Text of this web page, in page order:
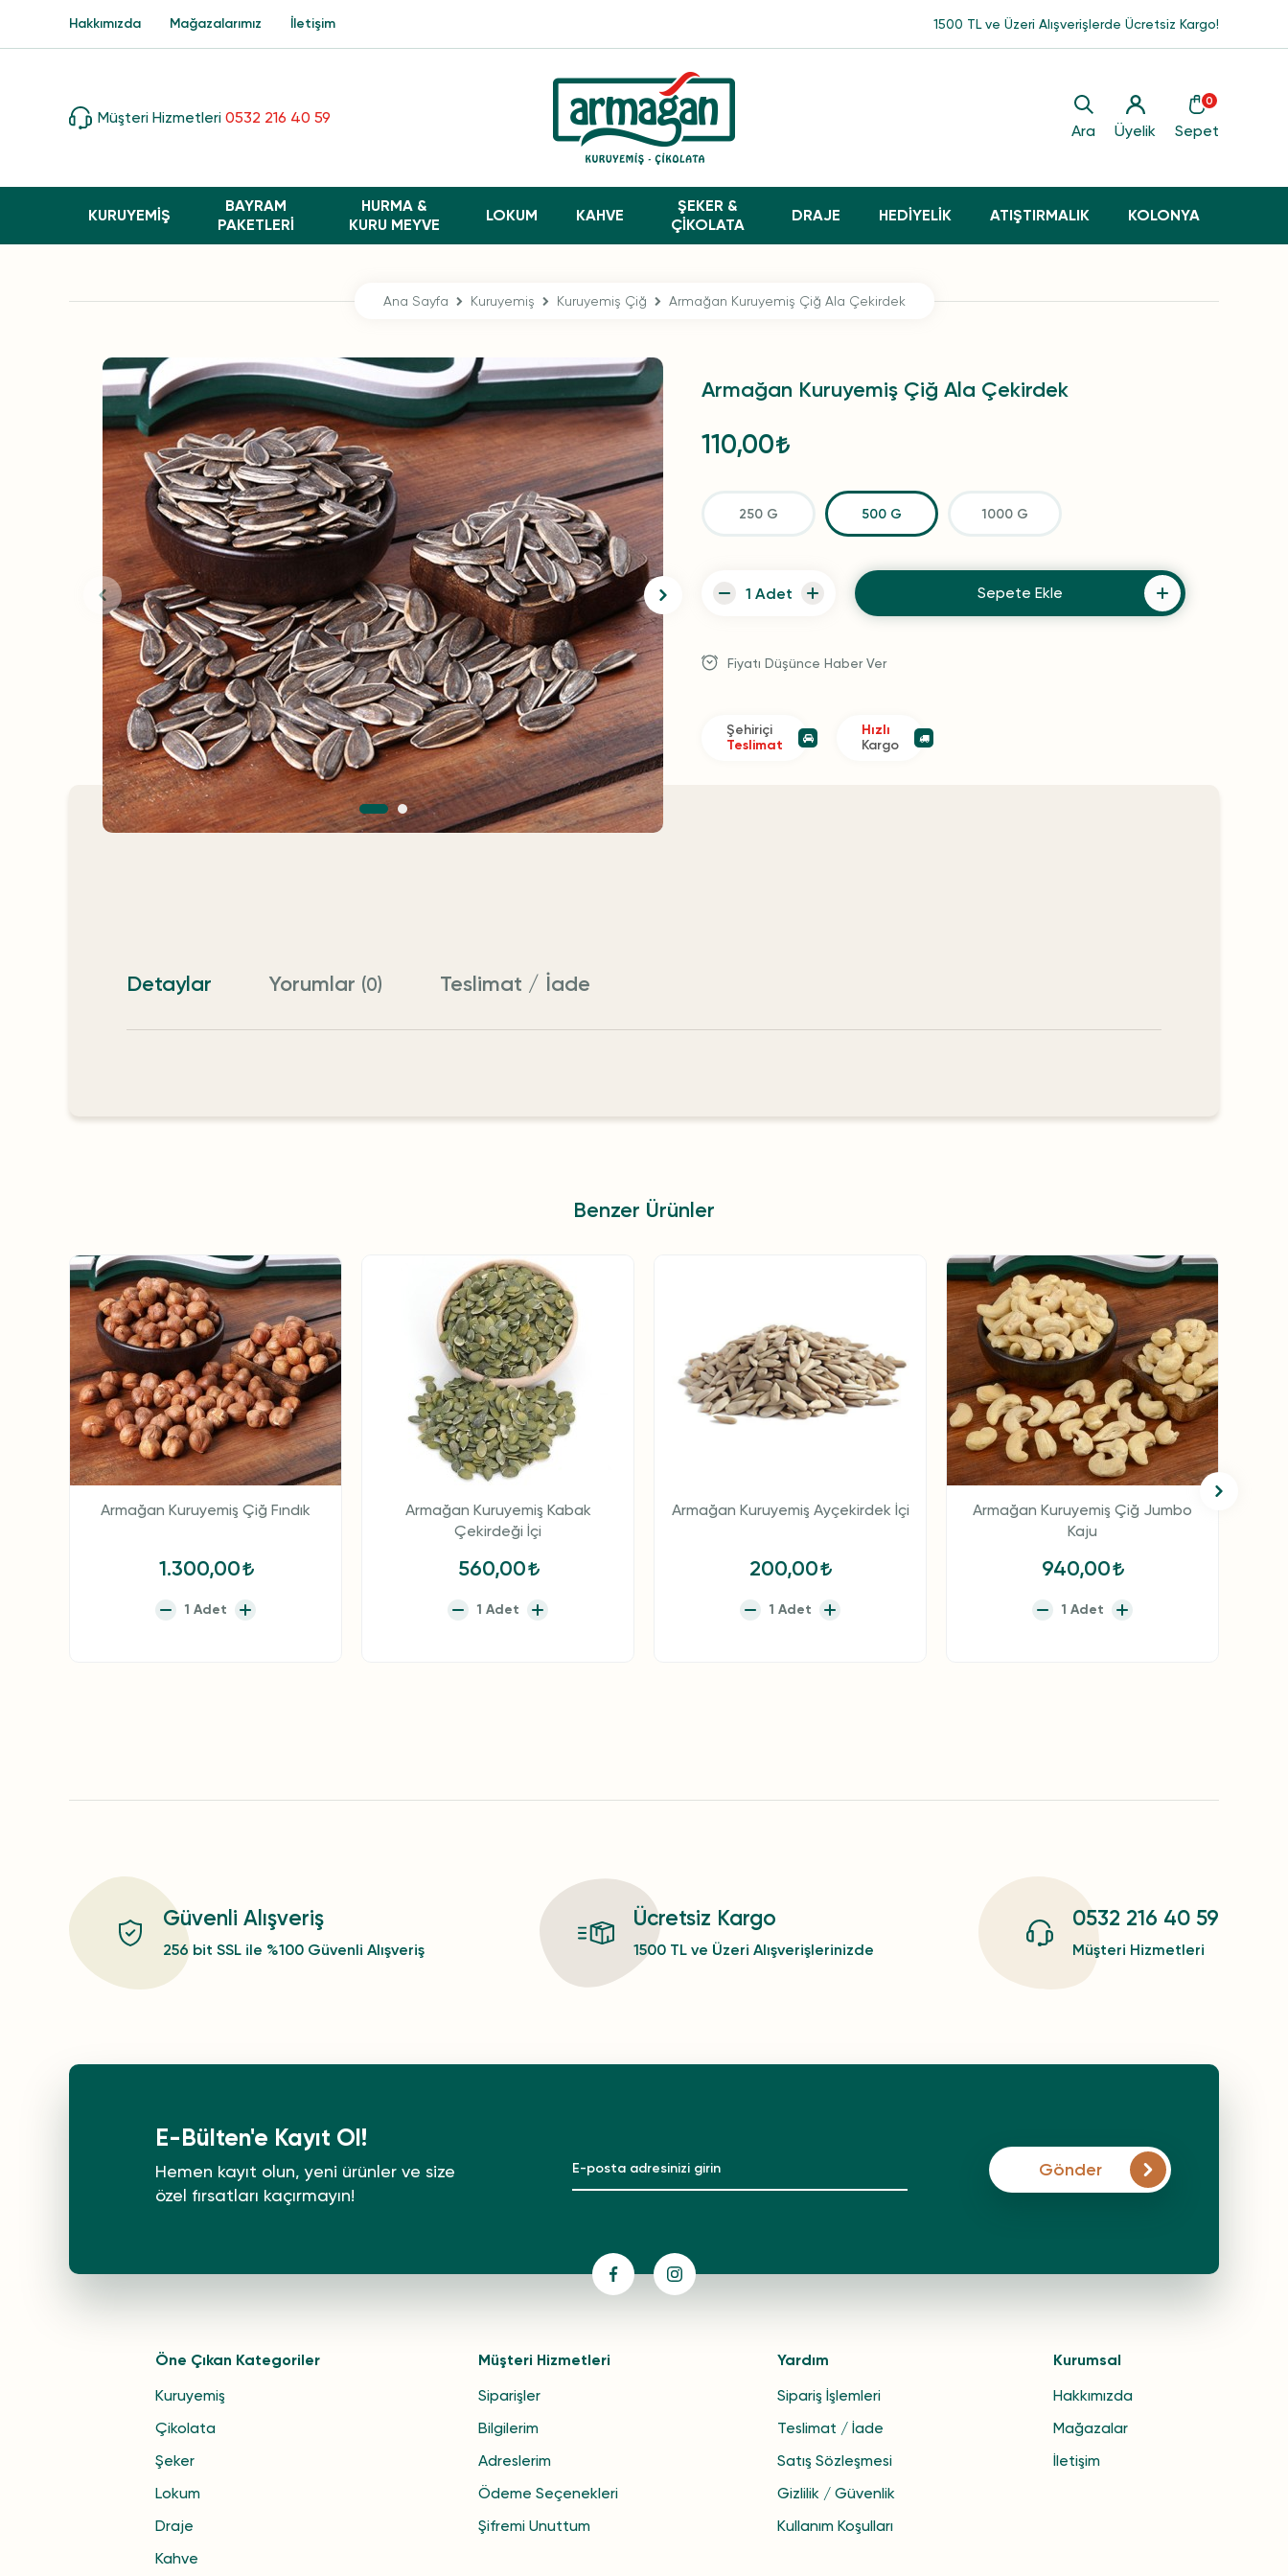
Müşteri Hizmetleri 0532 216 40 59
Ara Üyelik
0
Sepet
KURUYEMİŞ
BAYRAM
PAKETLERI
HURMA &
KURU MEYVE
LOKUM KAHVE
ŞEKER &
ÇİKOLATA
DRAJE HEDİYELİK ATIŞTIRMALIK KOLONYA
Hakkımızda Mağazalarımız İletişim 1500 TL ve Üzeri Alışverişlerde Ücretsiz Kargo!
Ana Sayfa Kuruyemiş Kuruyemiş Çiğ Armağan Kuruyemiş Çiğ Ala Çekirdek
Armağan Kuruyemiş Çiğ Ala Çekirdek
110,00
250 G 500 G 1000 G
Sepete Ekle
Fiyatı Düşünce Haber Ver
Şehiriçi
Teslimat
Hızlı
Kargo
Detaylar Yorumlar (0) Teslimat / İade
Benzer Ürünler
Armağan Kuruyemiş Çiğ Fındık
1.300,00
Armağan Kuruyemiş Kabak
Çekirdeği İçi
560,00
Armağan Kuruyemiş Ayçekirdek İçi
200,00
Armağan Kuruyemiş Çiğ Jumbo
Kaju
940,00
Güvenli Alışveriş
256 bit SSL ile %100 Güvenli Alışveriş
Ücretsiz Kargo
1500 TL ve Üzeri Alışverişlerinizde
0532 216 40 59
Müşteri Hizmetleri
E-Bülten'e Kayıt Ol!
Hemen kayıt olun, yeni ürünler ve size
özel fırsatları kaçırmayın!
Gönder
Öne Çıkan Kategoriler
Kuruyemiş
Çikolata
Şeker
Lokum
Draje
Kahve
Müşteri Hizmetleri
Siparişler
Bilgilerim
Adreslerim
Ödeme Seçenekleri
Şifremi Unuttum
Yardım
Sipariş İşlemleri
Teslimat / İade
Satış Sözleşmesi
Gizlilik / Güvenlik
Kullanım Koşulları
Kurumsal
Hakkımızda
Mağazalar
İletişim